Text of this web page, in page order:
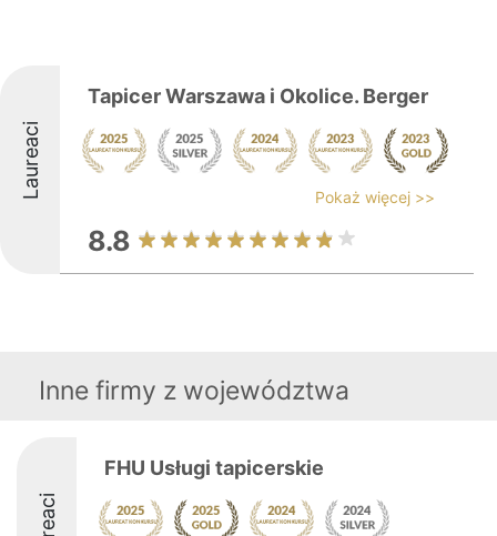
Laureaci
Tapicer Warszawa i Okolice. Berger
Pokaż więcej >>
8.8
Inne firmy z województwa
FHU Usługi tapicerskie